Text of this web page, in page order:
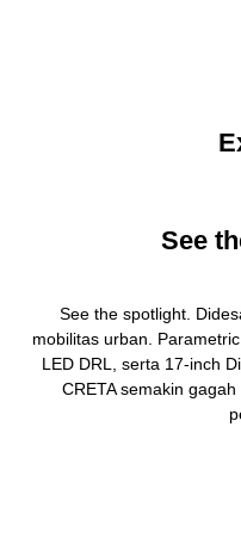
See
See the spotlight.
mobilitas urban.
LED DRL, serta 17-inch
CRETA semakin